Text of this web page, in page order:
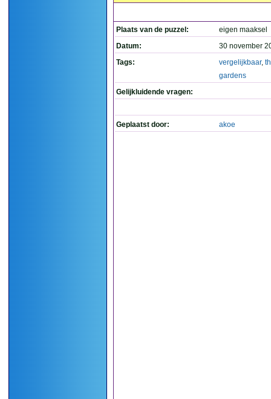
Plaats van de puzzel:
eigen maaksel
Datum:
30 november
Tags:
vergelijkbaar,
gardens
Gelijkluidende vragen:
Geplaatst door: akoe